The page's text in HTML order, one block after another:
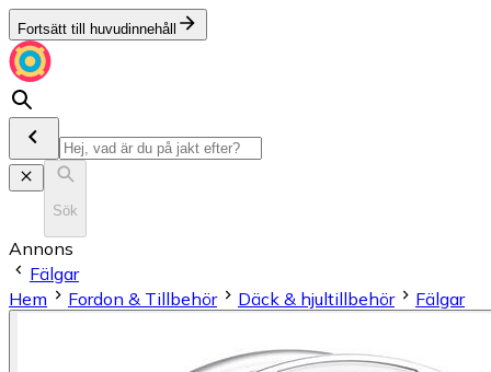
Fortsätt till huvudinnehåll
Sök
Annons
Fälgar
Hem
Fordon & Tillbehör Däck & hjultillbehör Fälgar